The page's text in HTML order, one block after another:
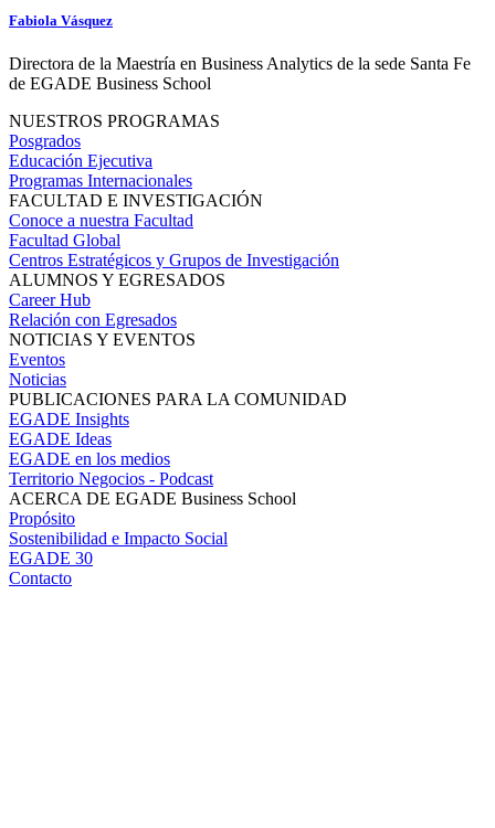
Fabiola Vásquez
Directora de la Maestría en Business Analytics de la sede Santa Fe
de EGADE Business School
NUESTROS PROGRAMAS
Posgrados
Educación Ejecutiva
Programas Internacionales
FACULTAD E INVESTIGACIÓN
Conoce a nuestra Facultad
Facultad Global
Centros Estratégicos y Grupos de Investigación
ALUMNOS Y EGRESADOS
Career Hub
Relación con Egresados
NOTICIAS Y EVENTOS
Eventos
Noticias
PUBLICACIONES PARA LA COMUNIDAD
EGADE Insights
EGADE Ideas
EGADE en los medios
Territorio Negocios - Podcast
ACERCA DE EGADE Business School
Propósito
Sostenibilidad e Impacto Social
EGADE 30
Contacto